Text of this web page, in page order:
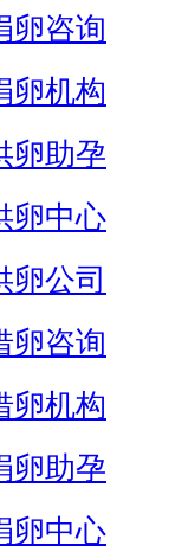
卵咨询
卵机构
卵助孕
卵中心
卵公司
卵咨询
卵机构
卵助孕
卵中心